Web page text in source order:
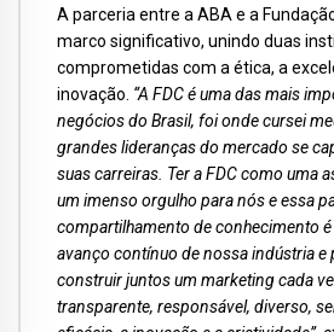
A parceria entre a ABA e a
marco significativo, unindo duas
comprometidas com a ética, a
inovação. “A FDC é uma das mais
negócios do Brasil, foi onde cursei
grandes lideranças do mercado se
suas carreiras. Ter a FDC como uma
um imenso orgulho para nós e essa
compartilhamento de conhecimento
avanço contínuo de nossa indústria e
construir juntos um marketing cada
transparente, responsável, diverso,